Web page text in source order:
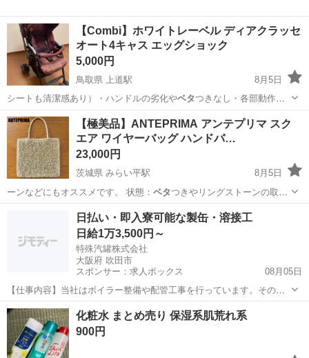
【Combi】ホワイトレーベル ディアクラッセ
オート4キャス エッグショック
5,000円
鳥取県 上道駅
8月5日
シートも清潔感あり）・ハンドルの劣化やベタつきなし・各部動作良
好 ■おすすめポ…
鳥取 境港市 上道駅
【極美品】ANTEPRIMA アンテプリマ スク
エア ワイヤーバッグ ハンドバ…
23,000円
茨城県 みらい平駅
8月5日
ーンなどにもオススメです。 状態： ベタつきやリングストーンの取れ
もなく、全体…つくばみらい市 みらい平駅 バッグ アンテプリマ
日払い・即入寮可能な製缶・溶接工
日給1万3,500円～
特殊汽罐株式会社
大阪府 吹田市
スポンサー：求人ボックス
08月05日
【仕事内容】当社はボイラー整備や配管工事を行っています。その中
で必要な配管やボイラーの製缶作業(溶接・切断・架台等の製作)業務に
当社工場内であたっていただきます。 工場は大阪府吹田市芳野町。御
堂筋線の江坂駅からの徒歩圏内にあります...
アルバイト・パート
化粧水 まとめ売り 保湿系肌荒れ系
900円